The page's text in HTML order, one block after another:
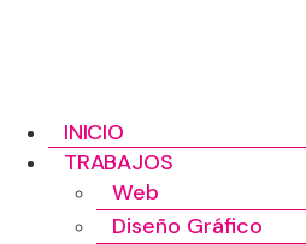
INICIO
TRABAJOS
Web
Diseño Gráfico